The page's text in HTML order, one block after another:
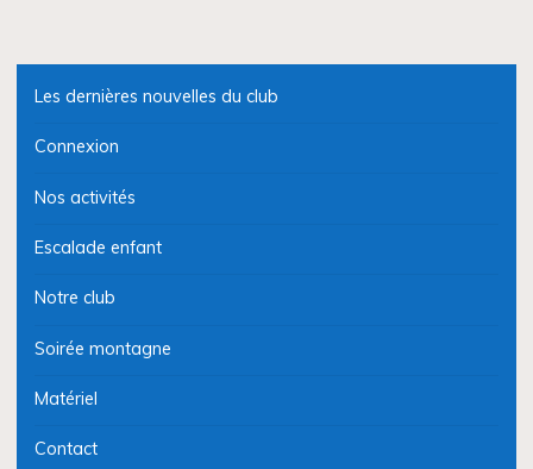
Les dernières nouvelles du club
Connexion
Nos activités
Escalade enfant
Notre club
Soirée montagne
Matériel
Contact